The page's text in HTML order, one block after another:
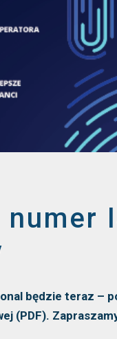
numer
będzie teraz –
(PDF).